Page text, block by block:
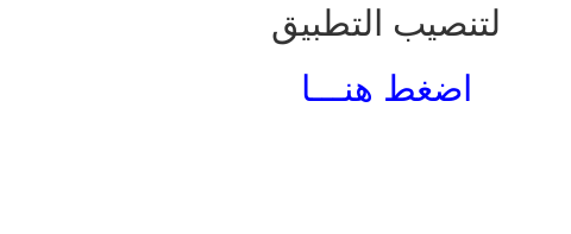
لتنصيب التطبيق
اضغط هنـــا